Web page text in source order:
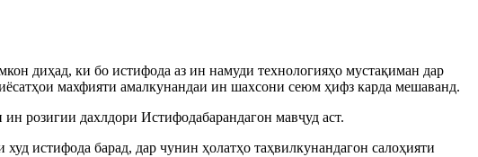
диҳад, ки бо истифода аз ин намуди технологияҳо мустақиман дар
махфияти амалкунандаи ин шахсони сеюм ҳифз карда мешаванд.
розигии дахлдори Истифодабарандагон мавҷуд аст.
истифода барад, дар чунин ҳолатҳо таҳвилкунандагон салоҳияти